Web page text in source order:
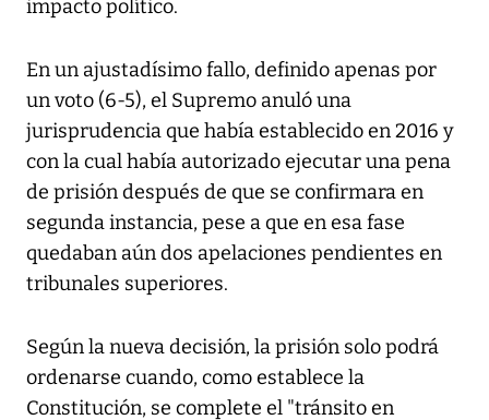
impacto político.
En un ajustadísimo fallo, definido apenas por
un voto (6-5), el Supremo anuló una
jurisprudencia que había establecido en 2016 y
con la cual había autorizado ejecutar una pena
de prisión después de que se confirmara en
segunda instancia, pese a que en esa fase
quedaban aún dos apelaciones pendientes en
tribunales superiores.
Según la nueva decisión, la prisión solo podrá
ordenarse cuando, como establece la
Constitución, se complete el "tránsito en